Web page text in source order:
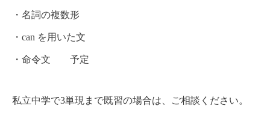
・名詞の複数形
・can を用いた文
・命令文 予定
私立中学で3単現まで既習の場合は、ご相談ください。